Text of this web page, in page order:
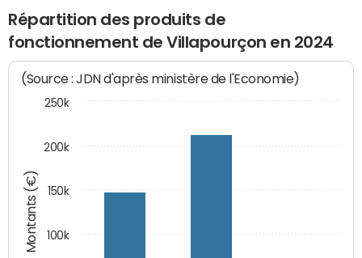
Répartition des produits de
fonctionnement de Villapourçon en 2024
Montants (€)
(Source : JDN d'après ministère de l'Economie)
100k
150k
200k
250k